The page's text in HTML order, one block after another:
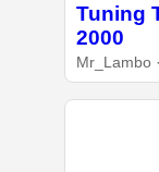
Tuning
2000
Mr_Lambo